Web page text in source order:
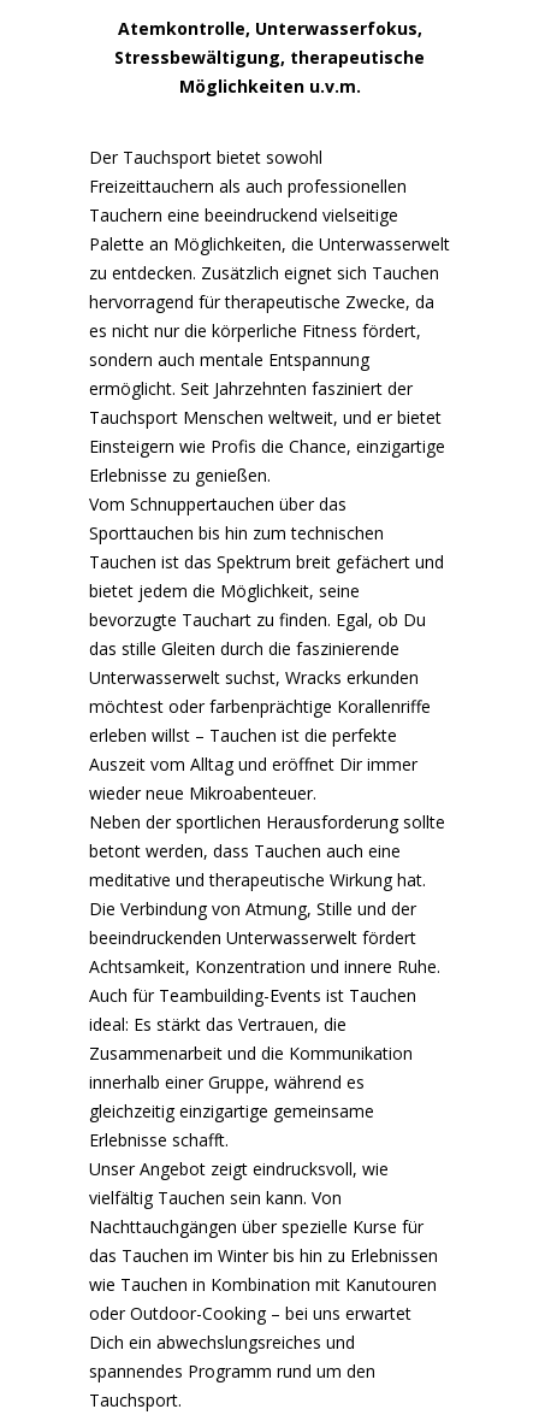
Atemkontrolle, Unterwasserfokus,
Stressbewältigung, therapeutische
Möglichkeiten u.v.m.
Der Tauchsport bietet sowohl
Freizeittauchern als auch professionellen
Tauchern eine beeindruckend vielseitige
Palette an Möglichkeiten, die Unterwasserwelt
zu entdecken. Zusätzlich eignet sich Tauchen
hervorragend für therapeutische Zwecke, da
es nicht nur die körperliche Fitness fördert,
sondern auch mentale Entspannung
ermöglicht. Seit Jahrzehnten fasziniert der
Tauchsport Menschen weltweit, und er bietet
Einsteigern wie Profis die Chance, einzigartige
Erlebnisse zu genießen.
Vom Schnuppertauchen über das
Sporttauchen bis hin zum technischen
Tauchen ist das Spektrum breit gefächert und
bietet jedem die Möglichkeit, seine
bevorzugte Tauchart zu finden. Egal, ob Du
das stille Gleiten durch die faszinierende
Unterwasserwelt suchst, Wracks erkunden
möchtest oder farbenprächtige Korallenriffe
erleben willst – Tauchen ist die perfekte
Auszeit vom Alltag und eröffnet Dir immer
wieder neue Mikroabenteuer.
Neben der sportlichen Herausforderung sollte
betont werden, dass Tauchen auch eine
meditative und therapeutische Wirkung hat.
Die Verbindung von Atmung, Stille und der
beeindruckenden Unterwasserwelt fördert
Achtsamkeit, Konzentration und innere Ruhe.
Auch für Teambuilding-Events ist Tauchen
ideal: Es stärkt das Vertrauen, die
Zusammenarbeit und die Kommunikation
innerhalb einer Gruppe, während es
gleichzeitig einzigartige gemeinsame
Erlebnisse schafft.
Unser Angebot zeigt eindrucksvoll, wie
vielfältig Tauchen sein kann. Von
Nachttauchgängen über spezielle Kurse für
das Tauchen im Winter bis hin zu Erlebnissen
wie Tauchen in Kombination mit Kanutouren
oder Outdoor-Cooking – bei uns erwartet
Dich ein abwechslungsreiches und
spannendes Programm rund um den
Tauchsport.